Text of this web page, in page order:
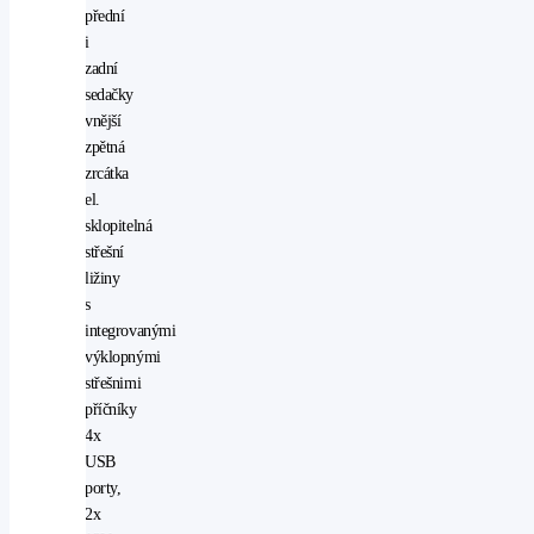
přední
i
zadní
sedačky
vnější
zpětná
zrcátka
el.
sklopitelná
střešní
ližiny
s
integrovanými
výklopnými
střešnimi
příčníky
4x
USB
porty,
2x